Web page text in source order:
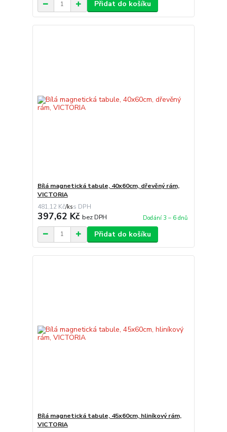
Přidat do košíku
Bílá magnetická tabule, 40x60cm, dřevěný rám,
VICTORIA
481,12 Kč/ks
397,62 Kč bez DPH Dodání 3 – 6 dnů
Přidat do košíku
Bílá magnetická tabule, 45x60cm, hliníkový rám,
VICTORIA